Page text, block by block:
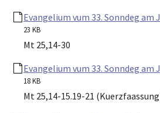
Evangelium vum 33. Sonndeg am
23 KB
Mt 25,14-30
Evangelium vum 33. Sonndeg am
18 KB
Mt 25,14-15.19-21